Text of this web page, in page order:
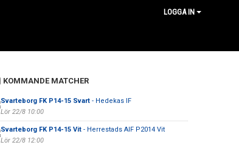
LOGGA IN
KOMMANDE MATCHER
Svarteborg FK P14-15 Svart - Hedekas IF
Lör 22/8 10:00
Svarteborg FK P14-15 Vit - Herrestads AIF P2014 Vit
Lör 22/8 12:00